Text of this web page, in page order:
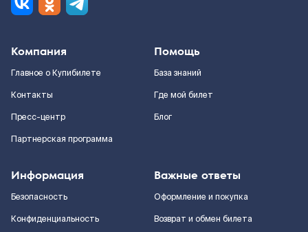
Компания
Главное о Купибилете
Контакты
Пресс-центр
Партнерская программа
Помощь
База знаний
Где мой билет
Блог
Информация
Безопасность
Конфиденциальность
Важные ответы
Оформление и покупка
Возврат и обмен билета